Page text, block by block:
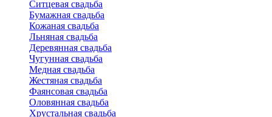
Ситцевая свадьба
Бумажная свадьба
Кожаная свадьба
Льняная свадьба
Деревянная свадьба
Чугунная свадьба
Медная свадьба
Жестяная свадьба
Фаянсовая свадьба
Оловянная свадьба
Хрустальная свадьба